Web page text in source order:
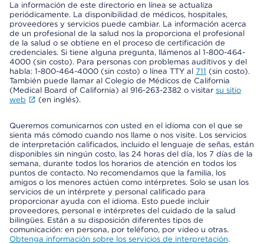
La información de este directorio en línea se actualiza
periódicamente. La disponibilidad de médicos, hospitales,
proveedores y servicios puede cambiar. La información acerca
de un profesional de la salud nos la proporciona el profesional
de la salud o se obtiene en el proceso de certificación de
credenciales. Si tiene alguna pregunta, llámenos al 1-800-464-
4000 (sin costo). Para personas con problemas auditivos y del
habla: 1-800-464-4000 (sin costo) o línea TTY al 711 (sin costo).
También puede llamar al Colegio de Médicos de California
(Medical Board of California) al 916-263-2382 o visitar su sitio
web
(en inglés).
Queremos comunicarnos con usted en el idioma con el que se
sienta más cómodo cuando nos llame o nos visite. Los servicios
de interpretación calificados, incluido el lenguaje de señas, están
disponibles sin ningún costo, las 24 horas del día, los 7 días de la
semana, durante todos los horarios de atención en todos los
puntos de contacto. No recomendamos que la familia, los
amigos o los menores actúen como intérpretes. Solo se usan los
servicios de un intérprete y personal calificado para
proporcionar ayuda con el idioma. Esto puede incluir
proveedores, personal e intérpretes del cuidado de la salud
bilingües. Están a su disposición diferentes tipos de
comunicación: en persona, por teléfono, por video u otras.
Obtenga información sobre los servicios de interpretación.